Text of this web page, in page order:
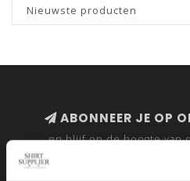
Nieuwste producten
ABONNEER JE OP
en blijf op de hoogte van